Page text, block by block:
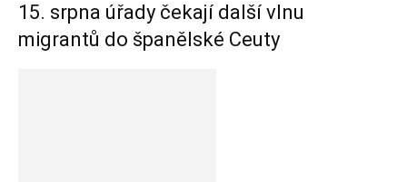
15. srpna úřady čekají další vlnu
migrantů do španělské Ceuty